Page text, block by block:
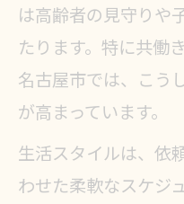
は高齢者の見守りや
たります。特に共働
名古屋市では、こう
が高まっています。
生活スタイルは、依
わせた柔軟なスケジ